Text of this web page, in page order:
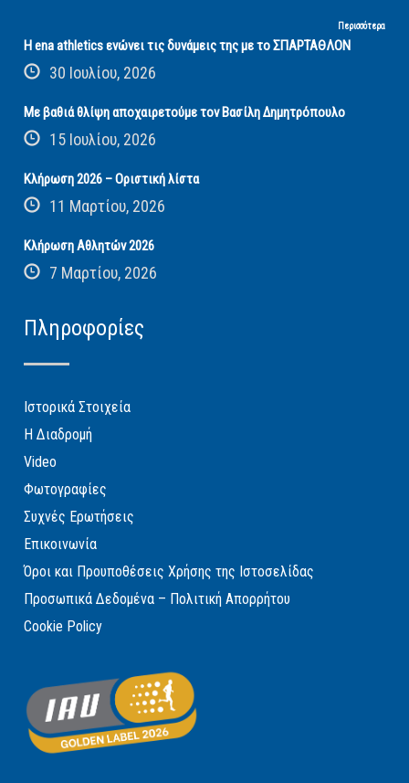
Περισσότερα
Η ena athletics ενώνει τις δυνάμεις της με το ΣΠΑΡΤΑΘΛΟΝ
30 Ιουλίου, 2026
Με βαθιά θλίψη αποχαιρετούμε τον Βασίλη Δημητρόπουλο
15 Ιουλίου, 2026
Κλήρωση 2026 – Οριστική λίστα
11 Μαρτίου, 2026
Κλήρωση Αθλητών 2026
7 Μαρτίου, 2026
Πληροφορίες
Ιστορικά Στοιχεία
Η Διαδρομή
Video
Φωτογραφίες
Συχνές Ερωτήσεις
Επικοινωνία
Όροι και Προυποθέσεις Χρήσης της Ιστοσελίδας
Προσωπικά Δεδομένα – Πολιτική Απορρήτου
Cookie Policy